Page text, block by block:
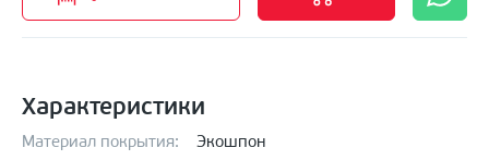
Характеристики
Материал покрытия: Экошпон